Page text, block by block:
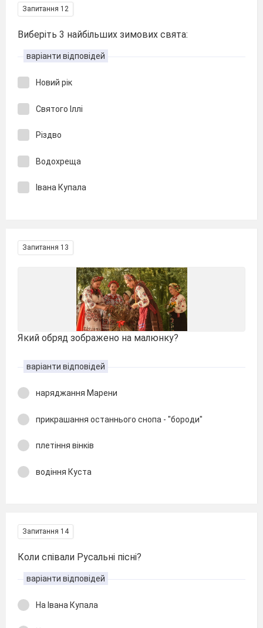
Запитання 12
Виберіть 3 найбільших зимових свята:
варіанти відповідей
Новий рік
Святого Іллі
Різдво
Водохреща
Івана Купала
Запитання 13
Який обряд зображено на малюнку?
варіанти відповідей
наряджання Марени
прикрашання останнього снопа - "бороди"
плетіння вінків
водіння Куста
Запитання 14
Коли співали Русальні пісні?
варіанти відповідей
На Івана Купала